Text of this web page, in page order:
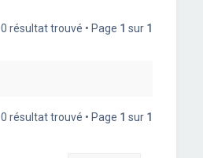
0 résultat trouvé • Page 1 sur 1
0 résultat trouvé • Page 1 sur 1